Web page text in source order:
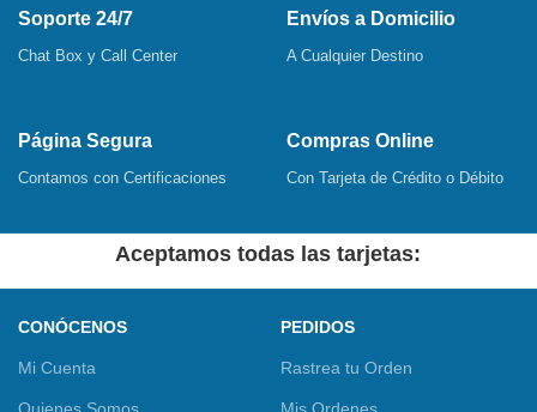
Soporte 24/7
Chat Box y Call Center
Envíos a Domicilio
A Cualquier Destino
Página Segura
Contamos con Certificaciones
Compras Online
Con Tarjeta de Crédito o Débito
Aceptamos todas las tarjetas:
CONÓCENOS
Mi Cuenta
Quienes Somos
PEDIDOS
Rastrea tu Orden
Mis Ordenes